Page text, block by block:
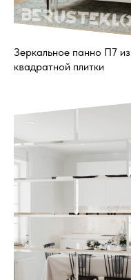
Зеркальное панно П7 из
квадратной плитки
© 2020-2026 БЕРУСТЕКЛО